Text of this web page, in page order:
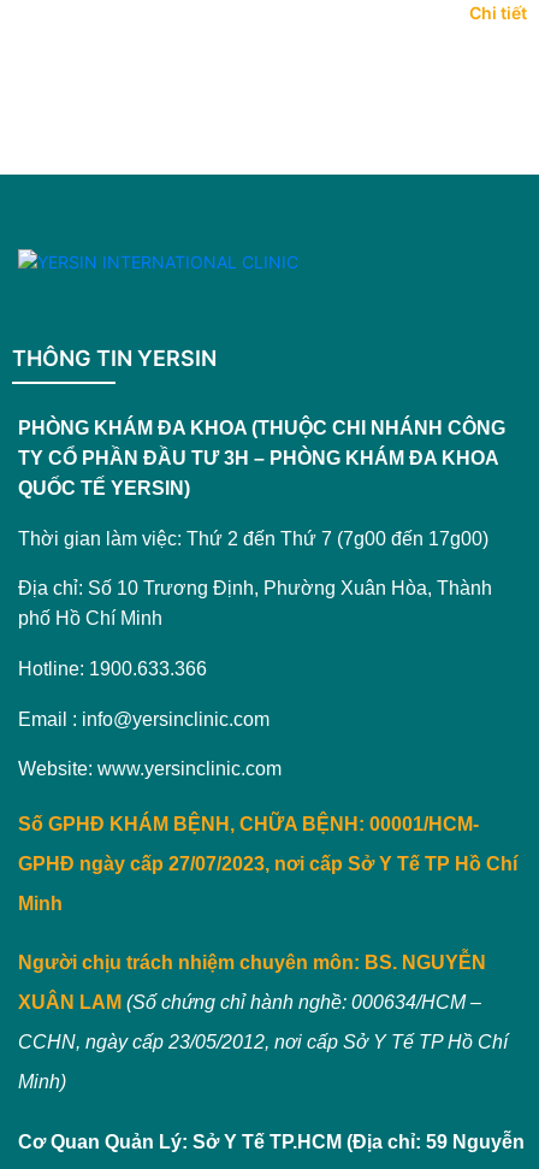
Chi tiết
THÔNG TIN YERSIN
PHÒNG KHÁM ĐA KHOA (THUỘC CHI NHÁNH CÔNG
TY CỔ PHẦN ĐẦU TƯ 3H – PHÒNG KHÁM ĐA KHOA
QUỐC TẾ YERSIN)
Thời gian làm việc: Thứ 2 đến Thứ 7 (7g00 đến 17g00)
Địa chỉ: Số 10 Trương Định, Phường Xuân Hòa, Thành
phố Hồ Chí Minh
Hotline: 1900.633.366
Email : info@yersinclinic.com
Website: www.yersinclinic.com
Số GPHĐ KHÁM BỆNH, CHỮA BỆNH: 00001/HCM-
GPHĐ ngày cấp 27/07/2023, nơi cấp Sở Y Tế TP Hồ Chí
Minh
Người chịu trách nhiệm chuyên môn: BS. NGUYỄN
XUÂN LAM (Số chứng chỉ hành nghề: 000634/HCM –
CCHN, ngày cấp 23/05/2012, nơi cấp Sở Y Tế TP Hồ Chí
Minh)
Cơ Quan Quản Lý: Sở Y Tế TP.HCM (Địa chỉ: 59 Nguyễn